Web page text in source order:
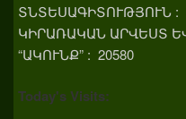
ՏՆՏԵՍԱԳԻՏՈՒԹՅՈՒՆ :
ԿԻՐԱՌԱԿԱՆ ԱՐՎԵՍՏ
“ԱԿՈՒՆՔ” : 20580
Today's Visits: